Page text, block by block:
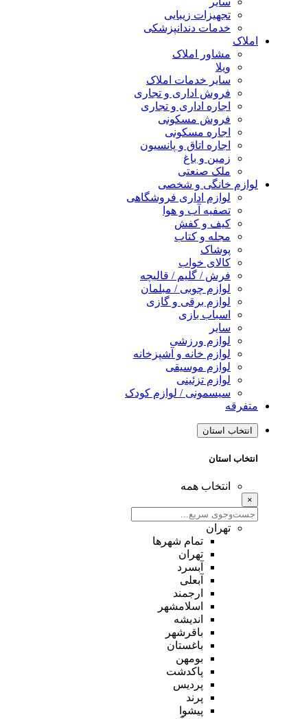
تجهیزات زیبایی
خدمات دندانپزشکی
املاک
مشاور املاک
ویلا
سایر خدمات املاک
فروش اداری و تجاری
اجاره اداری و تجاری
فروش مسکونی
اجاره مسکونی
اجاره اتاق و پانسیون
زمین و باغ
ملک صنعتی
لوازم خانگی و شخصی
لوازم اداری فروشگاهی
تصفیه آب و هوا
کیف و کفش
مجله و کتاب
پوشاک
کالای خواب
فرش / گلیم / قالیچه
لوازم چوبی / مبلمان
لوازم برقی و گازی
اسباب بازی
سایر
لوازم ورزشی
لوازم خانه و آشپزخانه
لوازم موسیقی
لوازم تزئینی
سیسمونی / لوازم کودک
متفرقه
انتخاب استان
انتخاب استان
انتخاب همه
×
تهران
تمام شهر‌ها
تهران
آبسرد
آبعلی
ارجمند
اسلامشهر
اندیشه
باقرشهر
باغستان
بومهن
پاکدشت
پردیس
پرند
پیشوا